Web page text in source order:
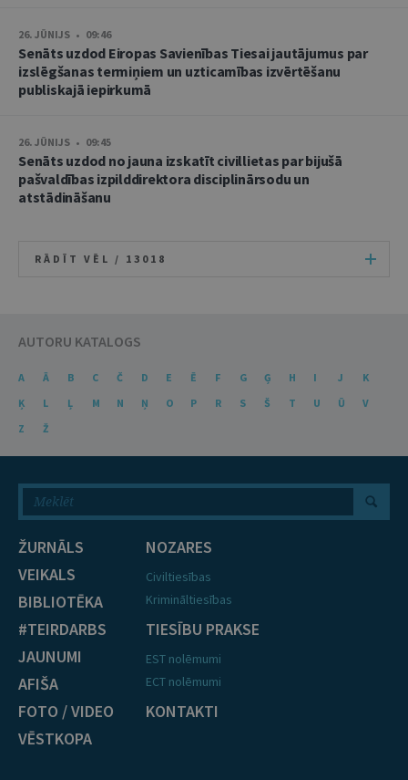
26. JŪNIJS • 09:46
Senāts uzdod Eiropas Savienības Tiesai jautājumus par
izslēgšanas termiņiem un uzticamības izvērtēšanu
publiskajā iepirkumā
26. JŪNIJS • 09:45
Senāts uzdod no jauna izskatīt civillietas par bijušā
pašvaldības izpilddirektora disciplinārsodu un
atstādināšanu
RĀDĪT VĒL / 13018
AUTORU KATALOGS
A Ā B C Č D E Ē F G Ģ H I J
K
Ķ
L Ļ M N Ņ O P R S Š T U Ū
V
Z
Ž
ŽURNĀLS
VEIKALS
BIBLIOTĒKA
#TEIRDARBS
JAUNUMI
AFIŠA
FOTO / VIDEO
VĒSTKOPA
NOZARES
Civiltiesības
Krimināltiesības
TIESĪBU PRAKSE
EST nolēmumi
ECT nolēmumi
KONTAKTI